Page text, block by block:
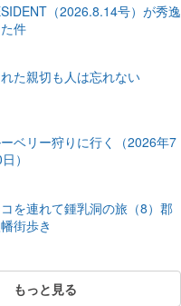
（2026.8.14号）が秀逸
件
た親切も人は忘れない
ベリー狩りに行く（2026年7
）
を連れて鍾乳洞の旅（8）郡
幡街歩き
もっと見る